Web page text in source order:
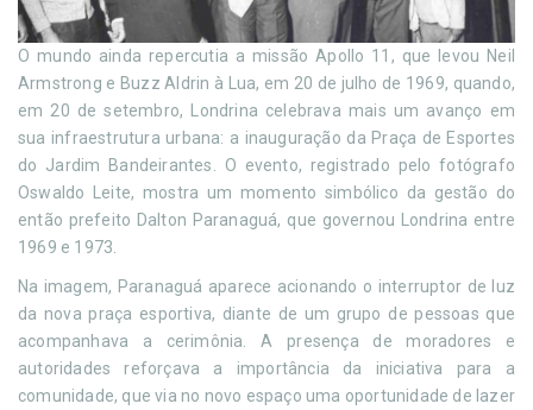
O mundo ainda repercutia a missão Apollo 11, que levou Neil
Armstrong e Buzz Aldrin à Lua, em 20 de julho de 1969, quando,
em 20 de setembro, Londrina celebrava mais um avanço em
sua infraestrutura urbana: a inauguração da Praça de Esportes
do Jardim Bandeirantes. O evento, registrado pelo fotógrafo
Oswaldo Leite, mostra um momento simbólico da gestão do
então prefeito Dalton Paranaguá, que governou Londrina entre
1969 e 1973.
Na imagem, Paranaguá aparece acionando o interruptor de luz
da nova praça esportiva, diante de um grupo de pessoas que
acompanhava a cerimônia. A presença de moradores e
autoridades reforçava a importância da iniciativa para a
comunidade, que via no novo espaço uma oportunidade de lazer